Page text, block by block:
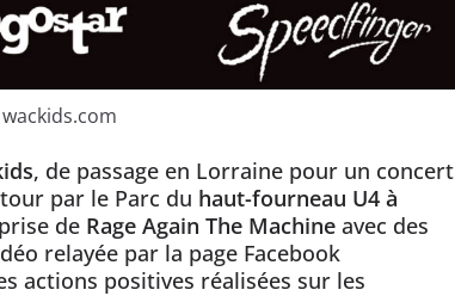
, de passage en Lorraine pour un concert
par le Parc du haut-fourneau U4 à
de Rage Again The Machine avec des
relayée par la page Facebook
actions positives réalisées sur les